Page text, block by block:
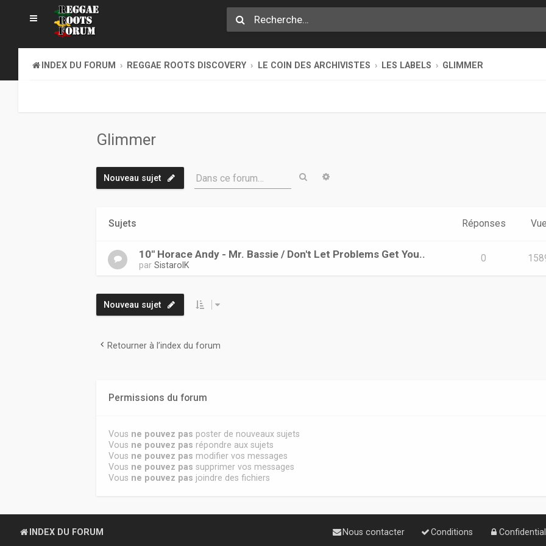
INDEX DU FORUM REGGAE ROOTS DISCOVERY LE COIN DES ARCHIVISTES LES LABELS GLIMMER
Glimmer
Nouveau sujet Dans ce forum… Rechercher
Sujets Réponses
10" Horace Andy - Mr. Bassie / Don't Let Problems Get You..
parSistarolK
0
Nouveau sujet
Retourner à l’index du forum
Permissions du forum
Vous ne pouvez pas poster de nouveaux sujets
Vous ne pouvez pas répondre aux sujets
Vous ne pouvez pas modifier vos messages
Vous ne pouvez pas supprimer vos messages
Vous ne pouvez pas joindre des fichiers
INDEX DU FORUM Conditions
Nous contacter